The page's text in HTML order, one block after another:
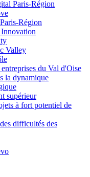
Paris-Région
Région
Valley
du Val d'Oise
la dynamique
supérieur
à fort potentiel de
difficultés des